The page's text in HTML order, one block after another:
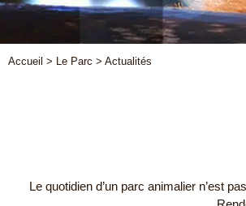
Accueil > Le Parc > Actualités
Le quotidien d’un parc animalier n’est